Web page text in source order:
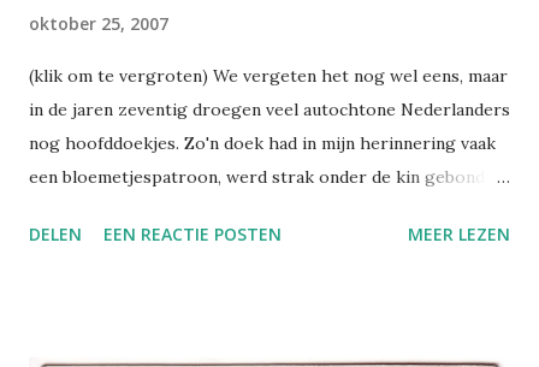
oktober 25, 2007
(klik om te vergroten) We vergeten het nog wel eens, maar
in de jaren zeventig droegen veel autochtone Nederlanders
nog hoofddoekjes. Zo'n doek had in mijn herinnering vaak
een bloemetjespatroon, werd strak onder de kin gebonden
op deze ansichtkaart. Het was een regenkap, een paraplu
DELEN EEN REACTIE POSTEN MEER LEZEN